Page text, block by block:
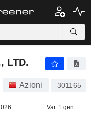
LTD.
Azioni 301165
Var. 1 gen.